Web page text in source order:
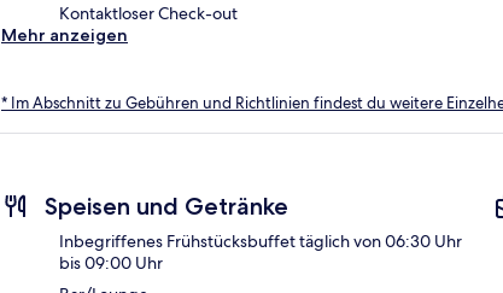
Kontaktloser Check-out
Mehr anzeigen
* Im Abschnitt zu Gebühren und Richtlinien findest du weitere
Speisen und Getränke
Inbegriffenes Frühstücksbuffet täglich von 06:30 Uhr
bis 09:00 Uhr